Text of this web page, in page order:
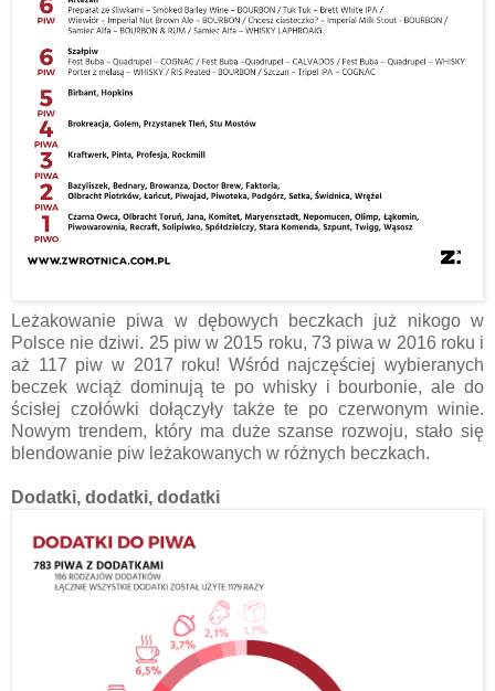
Leżakowanie piwa w dębowych beczkach już nikogo w
Polsce nie dziwi. 25 piw w 2015 roku, 73 piwa w 2016 roku i
aż 117 piw w 2017 roku! Wśród najczęściej wybieranych
beczek wciąż dominują te po whisky i bourbonie, ale do
ścisłej czołówki dołączyły także te po czerwonym winie.
Nowym trendem, który ma duże szanse rozwoju, stało się
blendowanie piw leżakowanych w różnych beczkach.
Dodatki, dodatki, dodatki